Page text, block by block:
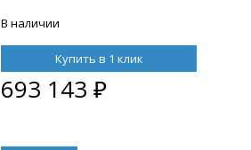
В наличии
Купить в 1 клик
693 143 ₽